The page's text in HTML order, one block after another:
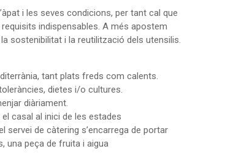
i les seves condicions, per tant cal que
indispensables. A més apostem
sostenibilitat i la reutilització dels utensilis.
tant plats freds com calents.
dietes i/o cultures.
diàriament.
casal al inici de les estades
servei de càtering s’encarrega de portar
una peça de fruita i aigua